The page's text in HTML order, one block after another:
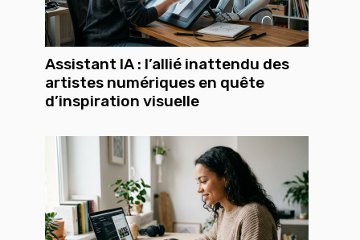
Assistant IA : l’allié inattendu des
artistes numériques en quête
d’inspiration visuelle